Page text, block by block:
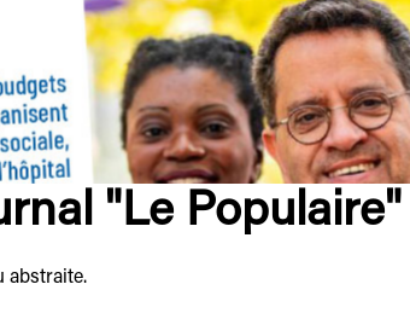
"Le Populaire"
abstraite.